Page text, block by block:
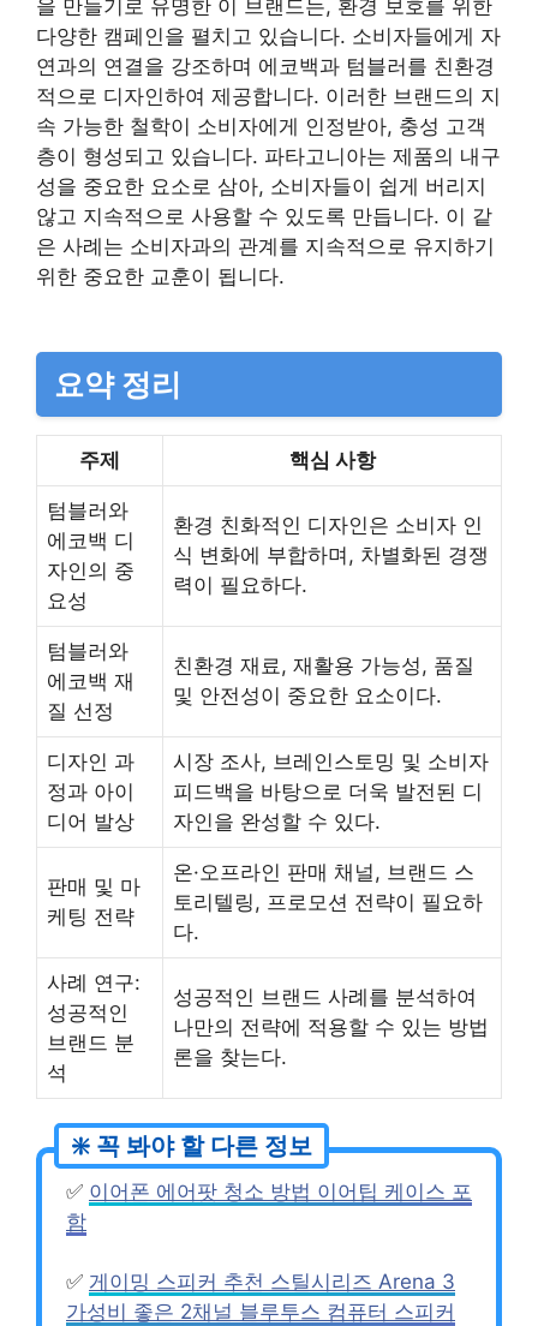
을 만들기로 유명한 이 브랜드는, 환경 보호를 위한
다양한 캠페인을 펼치고 있습니다. 소비자들에게 자
연과의 연결을 강조하며 에코백과 텀블러를 친환경
적으로 디자인하여 제공합니다. 이러한 브랜드의 지
속 가능한 철학이 소비자에게 인정받아, 충성 고객
층이 형성되고 있습니다. 파타고니아는 제품의 내구
성을 중요한 요소로 삼아, 소비자들이 쉽게 버리지
않고 지속적으로 사용할 수 있도록 만듭니다. 이 같
은 사례는 소비자과의 관계를 지속적으로 유지하기
위한 중요한 교훈이 됩니다.
요약 정리
주제 핵심 사항
텀블러와
에코백 디
자인의 중
요성
환경 친화적인 디자인은 소비자 인
식 변화에 부합하며, 차별화된 경쟁
력이 필요하다.
텀블러와
에코백 재
질 선정
친환경 재료, 재활용 가능성, 품질
및 안전성이 중요한 요소이다.
디자인 과
정과 아이
디어 발상
시장 조사, 브레인스토밍 및 소비자
피드백을 바탕으로 더욱 발전된 디
자인을 완성할 수 있다.
판매 및 마
케팅 전략
온·오프라인 판매 채널, 브랜드 스
토리텔링, 프로모션 전략이 필요하
다.
사례 연구:
성공적인
브랜드 분
석
성공적인 브랜드 사례를 분석하여
나만의 전략에 적용할 수 있는 방법
론을 찾는다.
✅ 이어폰 에어팟 청소 방법 이어팁 케이스 포
함
✅ 게이밍 스피커 추천 스틸시리즈 Arena 3
가성비 좋은 2채널 블루투스 컴퓨터 스피커